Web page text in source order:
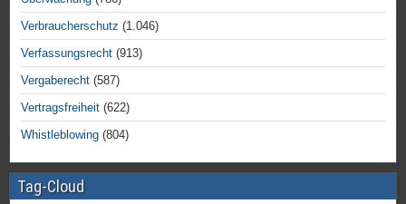
Verbraucherschutz (1.046)
Verfassungsrecht (913)
Vergaberecht (587)
Vertragsfreiheit (622)
Whistleblowing (804)
Tag-Cloud